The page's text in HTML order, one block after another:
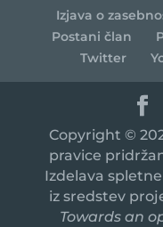
Izjava o
Postani član
Twitter
Copyright ©
pravice
Izdelava
iz sredstev
Towards an